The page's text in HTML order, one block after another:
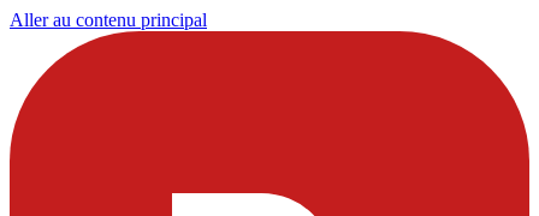
Aller au contenu principal